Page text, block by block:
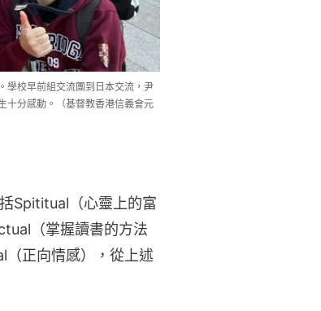
學校早前組交流團到日本交流，尹
十分感動。（基督教香港信義會元
Spititual（心靈上的富
（掌握讀書的方法
正向情感），從上述